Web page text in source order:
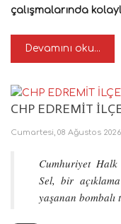
çalışmalarında
Devamını oku...
CHP EDREMİT
Cumartesi, 08 Ağustos 2026
Cumhuriyet
Sel, bir
yaşanan bombalı